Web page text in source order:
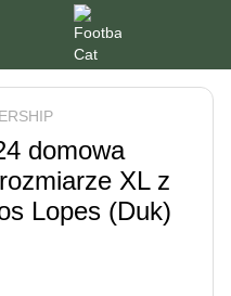
domowa
XL z
Lopes (Duk)